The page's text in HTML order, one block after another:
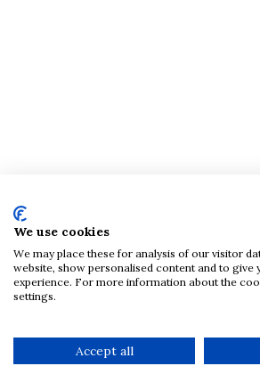
We use cookies
We may place these for analysis of our visitor
website, show personalised content and to give
experience. For more information about the
settings.
Accept all